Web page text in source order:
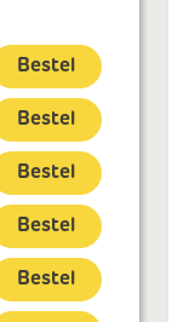
Bestel
Bestel
Bestel
Bestel
Bestel